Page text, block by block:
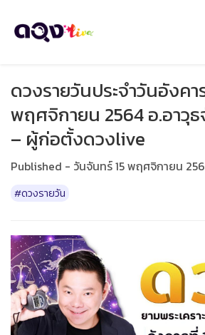
ดวงรายวันประจำวันอังคา
พฤศจิกายน 2564 อ.อาวุ
– ผู้ก่อตั้งดวงlive
Published - วันจันทร์ 15 พฤศจิกายน
#ดวงรายวัน